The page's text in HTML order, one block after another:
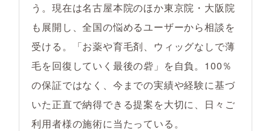
う。現在は名古屋本院のほか東京院・大阪院
も展開し、全国の悩めるユーザーから相談を
受ける。「お薬や育毛剤、ウィッグなしで薄
毛を回復していく最後の砦」を自負。100％
の保証ではなく、今までの実績や経験に基づ
いた正直で納得できる提案を大切に、日々ご
利用者様の施術に当たっている。